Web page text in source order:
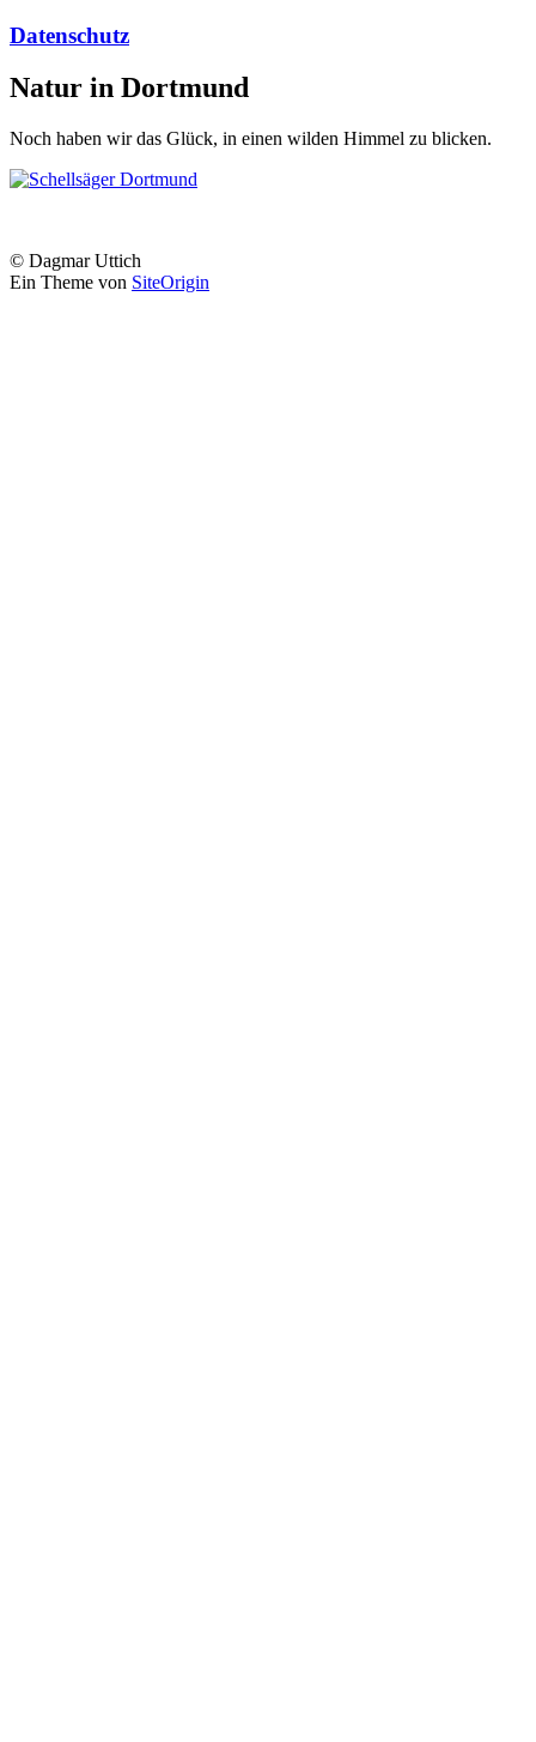
Datenschutz
Natur in Dortmund
Noch haben wir das Glück, in einen wilden Himmel zu blicken.
© Dagmar Uttich
Ein Theme von SiteOrigin